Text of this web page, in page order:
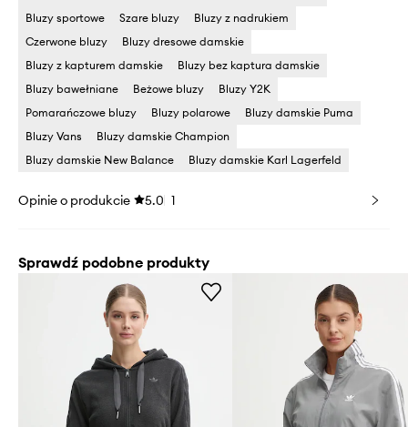
Bluzy sportowe
Szare bluzy
Bluzy z nadrukiem
Czerwone bluzy
Bluzy dresowe damskie
Bluzy z kapturem damskie
Bluzy bez kaptura damskie
Bluzy bawełniane
Beżowe bluzy
Bluzy Y2K
Pomarańczowe bluzy
Bluzy polarowe
Bluzy damskie Puma
Bluzy Vans
Bluzy damskie Champion
Bluzy damskie New Balance
Bluzy damskie Karl Lagerfeld
Opinie o produkcie 5.0 1
Sprawdź podobne produkty